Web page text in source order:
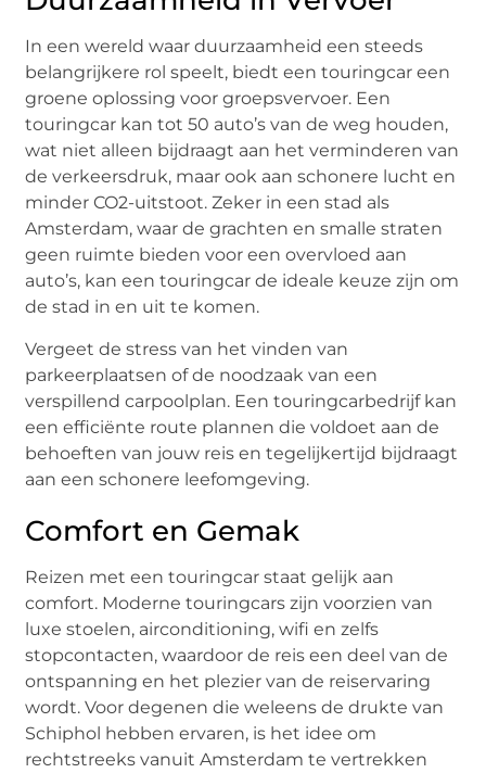
In een wereld waar duurzaamheid een steeds
belangrijkere rol speelt, biedt een touringcar een
groene oplossing voor groepsvervoer. Een
touringcar kan tot 50 auto’s van de weg houden,
wat niet alleen bijdraagt aan het verminderen van
de verkeersdruk, maar ook aan schonere lucht en
minder CO2-uitstoot. Zeker in een stad als
Amsterdam, waar de grachten en smalle straten
geen ruimte bieden voor een overvloed aan
auto’s, kan een touringcar de ideale keuze zijn om
de stad in en uit te komen.
Vergeet de stress van het vinden van
parkeerplaatsen of de noodzaak van een
verspillend carpoolplan. Een touringcarbedrijf kan
een efficiënte route plannen die voldoet aan de
behoeften van jouw reis en tegelijkertijd bijdraagt
aan een schonere leefomgeving.
Comfort en Gemak
Reizen met een touringcar staat gelijk aan
comfort. Moderne touringcars zijn voorzien van
luxe stoelen, airconditioning, wifi en zelfs
stopcontacten, waardoor de reis een deel van de
ontspanning en het plezier van de reiservaring
wordt. Voor degenen die weleens de drukte van
Schiphol hebben ervaren, is het idee om
rechtstreeks vanuit Amsterdam te vertrekken